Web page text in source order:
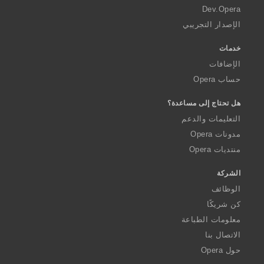
a
Dev.Opera
الإصدار التجريبي
خدمات
الإضافات
حساب Opera
هل تحتاج إلى مساعدة؟
التعليمات والدعم
مدونات Opera
منتديات Opera
الشركة
الوظائف
كن شريكًا
معلومات الطباعة
الاتصال بنا
حول Opera